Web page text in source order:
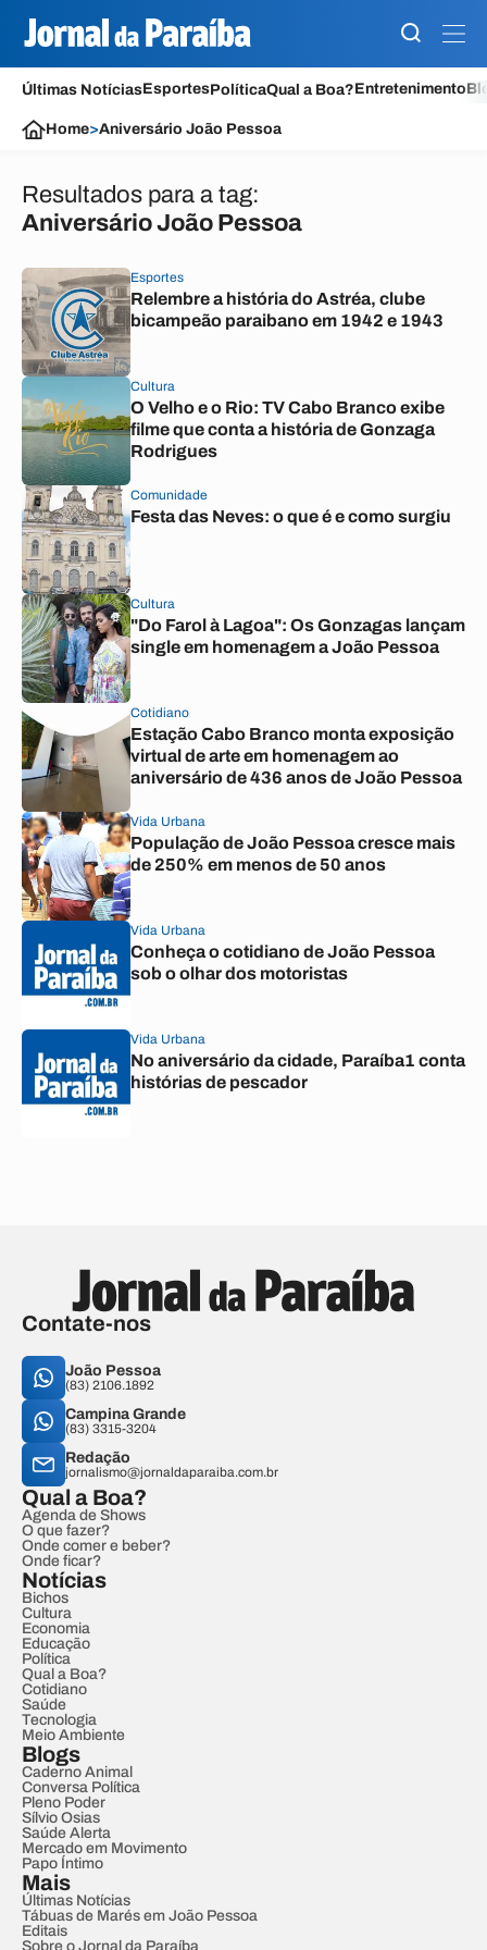
Últimas NotíciasEsportesPolíticaQual a Boa?Entretenimento
Home>Aniversário João Pessoa
Resultados para a tag:
Aniversário João Pessoa
Esportes
Relembre a história do Astréa, clube
bicampeão paraibano em 1942 e 1943
Cultura
O Velho e o Rio: TV Cabo Branco exibe
filme que conta a história de Gonzaga
Rodrigues
Comunidade
Festa das Neves: o que é e como surgiu
Cultura
"Do Farol à Lagoa": Os Gonzagas lançam
single em homenagem a João Pessoa
Cotidiano
Estação Cabo Branco monta exposição
virtual de arte em homenagem ao
aniversário de 436 anos de João Pessoa
Vida Urbana
População de João Pessoa cresce mais
de 250% em menos de 50 anos
Vida Urbana
Conheça o cotidiano de João Pessoa
sob o olhar dos motoristas
Vida Urbana
No aniversário da cidade, Paraíba1 conta
histórias de pescador
Contate-nos
João Pessoa
(83) 2106.1892
Campina Grande
(83) 3315-3204
Redação
jornalismo@jornaldaparaiba.com.br
Qual a Boa?
Agenda de Shows
O que fazer?
Onde comer e beber?
Onde ficar?
Notícias
Bichos
Cultura
Economia
Educação
Política
Qual a Boa?
Cotidiano
Saúde
Tecnologia
Meio Ambiente
Blogs
Caderno Animal
Conversa Política
Pleno Poder
Sílvio Osias
Saúde Alerta
Mercado em Movimento
Papo Íntimo
Mais
Últimas Notícias
Tábuas de Marés em João Pessoa
Editais
Sobre o Jornal da Paraíba